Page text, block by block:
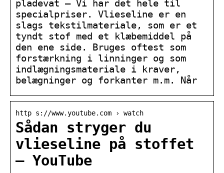
pladevat – Vi har det hele til
specialpriser. Vlieseline er en
slags tekstilmateriale, som er et
tyndt stof med et klæbemiddel på
den ene side. Bruges oftest som
forstærkning i linninger og som
indlægningsmateriale i kraver,
belægninger og forkanter m.m. Når
http s://www.youtube.com › watch
Sådan stryger du
vlieseline på stoffet
– YouTube